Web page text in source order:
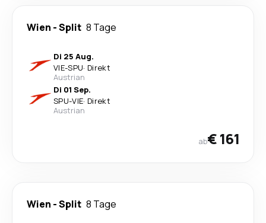
Wien -Split 8 Tage
Di 25 Aug.
VIE-SPU· Direkt
Austrian
Di 01 Sep.
SPU-VIE· Direkt
Austrian
ab€ 161
Wien -Split 8 Tage